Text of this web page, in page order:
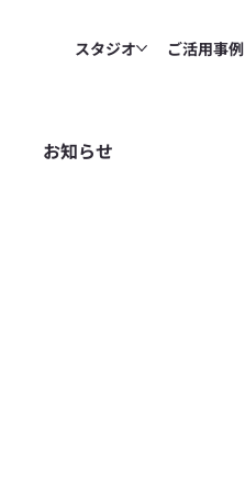
スタジオ ご活用事例
お知らせ